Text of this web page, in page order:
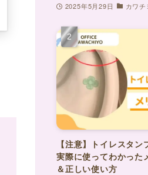
2025年5月29日 カワ
【注意】トイレスタ
実際に使ってわかった
＆正しい使い方